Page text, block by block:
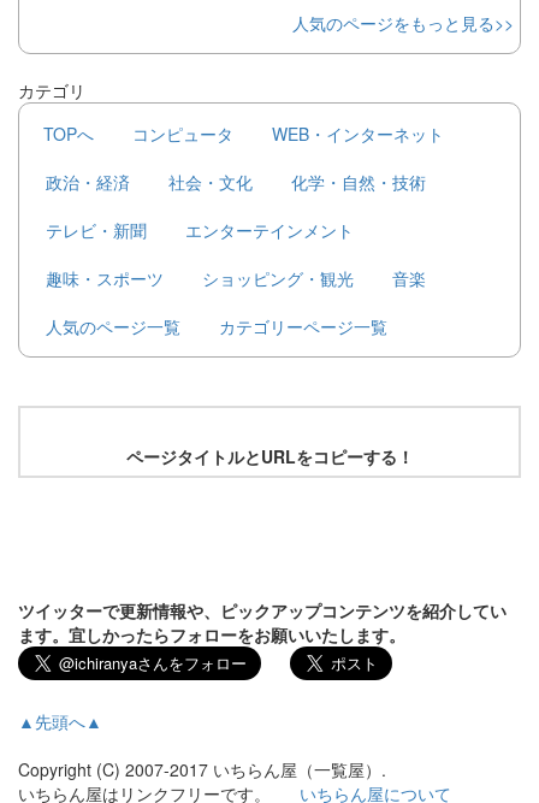
人気のページをもっと見る>>
カテゴリ
TOPへ
コンピュータ
WEB・インターネット
政治・経済
社会・文化
化学・自然・技術
テレビ・新聞
エンターテインメント
趣味・スポーツ
ショッピング・観光
音楽
人気のページ一覧
カテゴリーページ一覧
ページタイトルとURLをコピーする！
ツイッターで更新情報や、ピックアップコンテンツを紹介してい
ます。宜しかったらフォローをお願いいたします。
▲先頭へ▲
Copyright (C) 2007-2017 いちらん屋（一覧屋）.
いちらん屋はリンクフリーです。
いちらん屋について